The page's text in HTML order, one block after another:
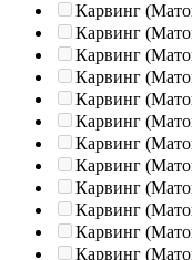
Карвинг
Карвинг
Карвинг
Карвинг
Карвинг
Карвинг
Карвинг
Карвинг
Карвинг
Карвинг
Карвинг
Карвинг